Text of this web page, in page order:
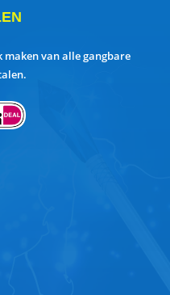
maken van alle gangbare